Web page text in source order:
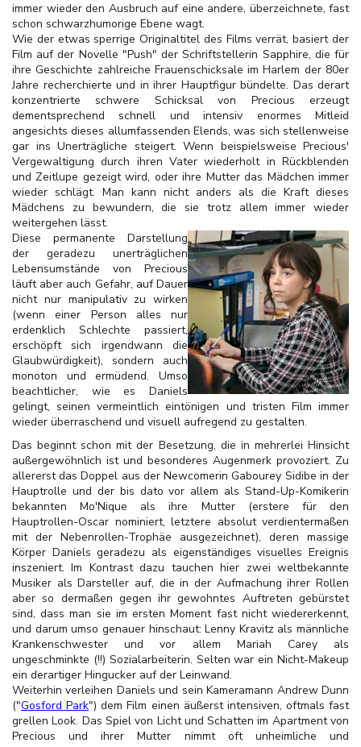
immer wieder den Ausbruch auf eine andere, überzeichnete, fast
schon schwarzhumorige Ebene wagt.
Wie der etwas sperrige Originaltitel des Films verrät, basiert der
Film auf der Novelle "Push" der Schriftstellerin Sapphire, die für
ihre Geschichte zahlreiche Frauenschicksale im Harlem der 80er
Jahre recherchierte und in ihrer Hauptfigur bündelte. Das derart
konzentrierte schwere Schicksal von Precious erzeugt
dementsprechend schnell und intensiv enormes Mitleid
angesichts dieses allumfassenden Elends, was sich stellenweise
gar ins Unerträgliche steigert. Wenn beispielsweise Precious'
Vergewaltigung durch ihren Vater wiederholt in Rückblenden
und Zeitlupe gezeigt wird, oder ihre Mutter das Mädchen immer
wieder schlägt. Man kann nicht anders als die Kraft dieses
Mädchens zu bewundern, die sie trotz allem immer wieder
weitergehen lässt.
Diese permanente Darstellung
der geradezu unerträglichen
Lebensumstände von Precious
läuft aber auch Gefahr, auf Dauer
nicht nur manipulativ zu wirken
(wenn einer Person alles nur
erdenklich Schlechte passiert,
erschöpft sich irgendwann die
Glaubwürdigkeit), sondern auch
monoton und ermüdend. Umso
beachtlicher, wie es Daniels
gelingt, seinen vermeintlich eintönigen und tristen Film immer
wieder überraschend und visuell aufregend zu gestalten.
Das beginnt schon mit der Besetzung, die in mehrerlei Hinsicht
außergewöhnlich ist und besonderes Augenmerk provoziert. Zu
allererst das Doppel aus der Newcomerin Gabourey Sidibe in der
Hauptrolle und der bis dato vor allem als Stand-Up-Komikerin
bekannten Mo'Nique als ihre Mutter (erstere für den
Hauptrollen-Oscar nominiert, letztere absolut verdientermaßen
mit der Nebenrollen-Trophäe ausgezeichnet), deren massige
Körper Daniels geradezu als eigenständiges visuelles Ereignis
inszeniert. Im Kontrast dazu tauchen hier zwei weltbekannte
Musiker als Darsteller auf, die in der Aufmachung ihrer Rollen
aber so dermaßen gegen ihr gewohntes Auftreten gebürstet
sind, dass man sie im ersten Moment fast nicht wiedererkennt,
und darum umso genauer hinschaut: Lenny Kravitz als männliche
Krankenschwester und vor allem Mariah Carey als
ungeschminkte (!!) Sozialarbeiterin. Selten war ein Nicht-Makeup
ein derartiger Hingucker auf der Leinwand.
Weiterhin verleihen Daniels und sein Kameramann Andrew Dunn
("Gosford Park") dem Film einen äußerst intensiven, oftmals fast
grellen Look. Das Spiel von Licht und Schatten im Apartment von
Precious und ihrer Mutter nimmt oft unheimliche und